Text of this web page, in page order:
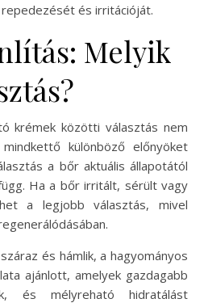
és irritációját.
Melyik
krémek közötti választás nem
különböző előnyöket
a bőr aktuális állapotától
Ha a bőr irritált, sérült vagy
a legjobb választás, mivel
és hámlik, a hagyományos
ajánlott, amelyek gazdagabb
és mélyreható hidratálást